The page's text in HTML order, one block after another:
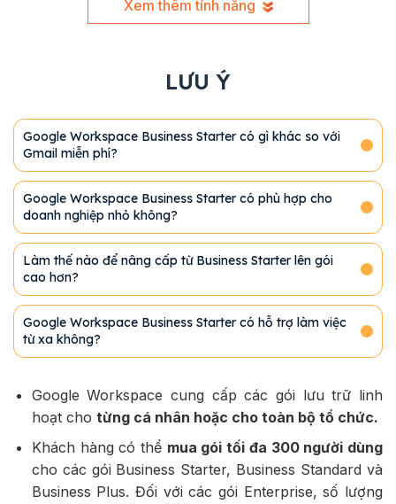
Xem thêm tính năng
LƯU Ý
Google Workspace Business Starter có gì khác so với
Gmail miễn phí?
Google Workspace Business Starter có phù hợp cho
doanh nghiệp nhỏ không?
Làm thế nào để nâng cấp từ Business Starter lên gói
cao hơn?
Google Workspace Business Starter có hỗ trợ làm việc
từ xa không?
Google Workspace cung cấp các gói lưu trữ linh
hoạt cho từng cá nhân hoặc cho toàn bộ tổ chức.
Khách hàng có thể mua gói tối đa 300 người dùng
cho các gói Business Starter, Business Standard và
Business Plus. Đối với các gói Enterprise, số lượng